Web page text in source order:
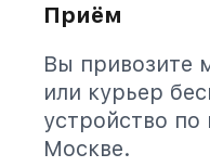
Приём
Вы привозите
или курьер
устройство
Москве.